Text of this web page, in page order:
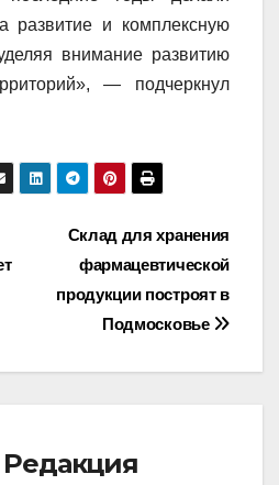
развитие и комплексную
внимание развитию
— подчеркнул
Склад для хранения
фармацевтической
продукции построят в
Подмосковье
Редакция